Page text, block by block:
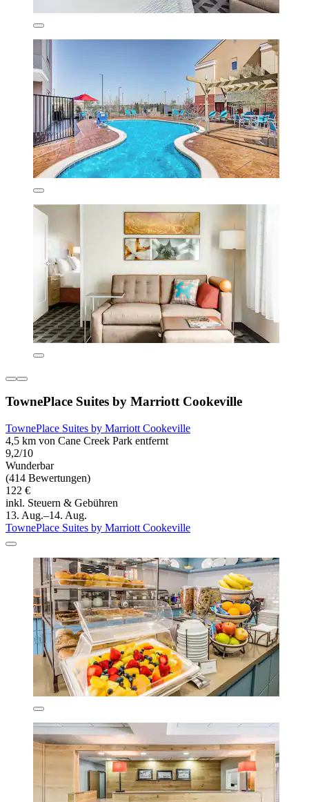
TownePlace Suites by Marriott Cookeville
TownePlace Suites by Marriott Cookeville
4,5 km von Cane Creek Park entfernt
9,2/10
Wunderbar
(414 Bewertungen)
122 €
inkl. Steuern & Gebühren
13. Aug.–14. Aug.
TownePlace Suites by Marriott Cookeville